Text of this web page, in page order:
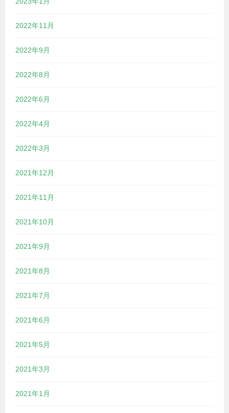
2022年11月
2022年9月
2022年8月
2022年6月
2022年4月
2022年3月
2021年12月
2021年11月
2021年10月
2021年9月
2021年8月
2021年7月
2021年6月
2021年5月
2021年3月
2021年1月